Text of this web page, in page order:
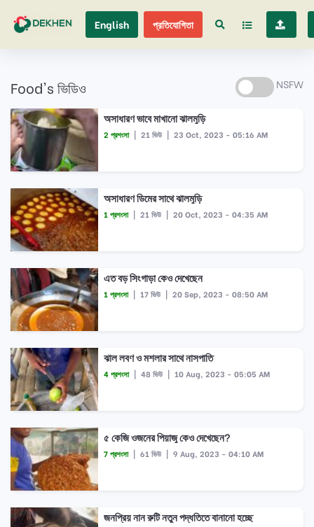
English প্রতিযোগিতা
Food's ভিডিও NSFW
অসাধারণ ভাবে মাখানো ঝালমুড়ি
2 প্রশংসা | 21 ভিউ | 23 Oct, 2023 - 05:16 AM
অসাধারণ ডিমের সাথে ঝালমুড়ি
1 প্রশংসা | 21 ভিউ | 20 Oct, 2023 - 04:35 AM
এত বড় সিংগাড়া কেও দেখেছেন
1 প্রশংসা | 17 ভিউ | 20 Sep, 2023 - 08:50 AM
ঝাল লবণ ও মশলার সাথে নাসপাতি
4 প্রশংসা | 48 ভিউ | 10 Aug, 2023 - 05:05 AM
৫ কেজি ওজনের পিয়াজু কেও দেখেছেন?
7 প্রশংসা | 61 ভিউ | 9 Aug, 2023 - 04:10 AM
জনপ্রিয় নান রুটি নতুন পদ্ধতিতে বানানো হচ্ছে